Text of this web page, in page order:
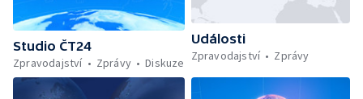
Studio ČT24
Zpravodajství
Zprávy Diskuze
Události
Zpravodajství
Zprávy